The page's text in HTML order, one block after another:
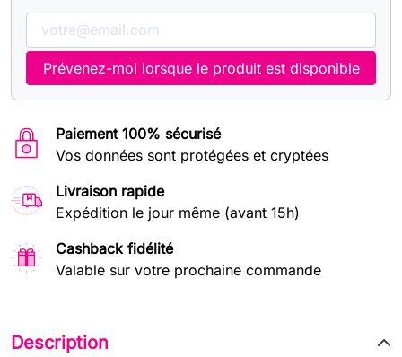
Prévenez-moi lorsque le produit est disponible
Paiement 100% sécurisé
Vos données sont protégées et cryptées
Livraison rapide
Expédition le jour même (avant 15h)
Cashback fidélité
Valable sur votre prochaine commande
Description